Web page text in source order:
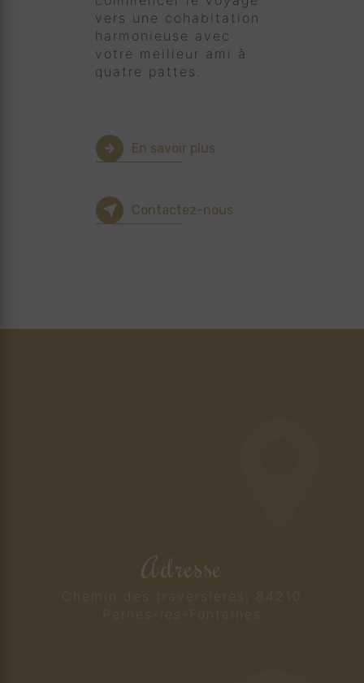
vers une cohabitation
harmonieuse avec
votre meilleur ami à
quatre pattes.
En savoir plus
Contactez-nous
Adresse
Chemin des traversières, 84210
Pernes-les-Fontaines